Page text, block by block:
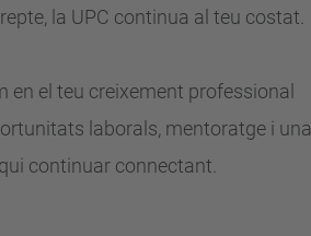
la UPC continua al teu costat.
en el teu creixement professional
laborals, mentoratge i una
continuar connectant.